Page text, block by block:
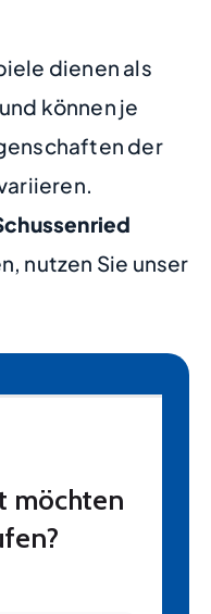
dienen als
können je
der
nutzen Sie unser